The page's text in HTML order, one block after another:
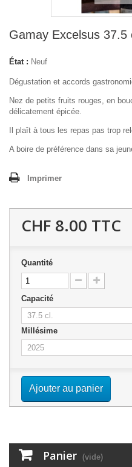
Gamay Excelsus 37.5
État : Neuf
Dégustation et accords
Nez de petits fruits rouges, en
délicatement épicée.
Il plaît à tous les repas pas trop
A boire de préférence dans sa
Imprimer
CHF 8.00 TTC
Quantité
Capacité
Millésime
Ajouter au panier
Panier (vide)